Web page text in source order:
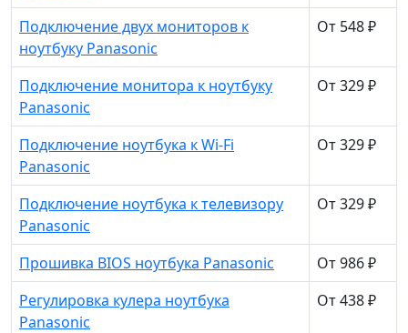
Подключение двух мониторов к
ноутбуку Panasonic
От 548 ₽
Подключение монитора к ноутбуку
Panasonic
От 329 ₽
Подключение ноутбука к Wi-Fi
Panasonic
От 329 ₽
Подключение ноутбука к телевизору
Panasonic
От 329 ₽
Прошивка BIOS ноутбука Panasonic
От 986 ₽
Регулировка кулера ноутбука
Panasonic
От 438 ₽